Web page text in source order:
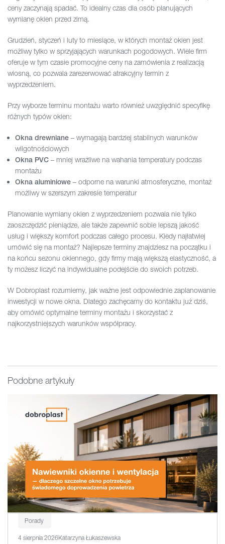
ceny zaczynają spadać. To idealny czas dla osób planujących
wymianę okien przed zimą.
Grudzień, styczeń i luty to miesiące, w których montaż okien jest
możliwy tylko w sprzyjających warunkach pogodowych. Wiele firm
oferuje w tym czasie promocyjne ceny na zamówienia z realizacją
wiosną, co pozwala zarezerwować atrakcyjny termin z
wyprzedzeniem.
Przy wyborze terminu montażu warto również uwzględnić specyfikę
różnych typów okien:
Okna drewniane – wymagają bardziej stabilnych warunków
wilgotnościowych
Okna PVC – mniej wrażliwe na wahania temperatury podczas
montażu
Okna aluminiowe – odporne na warunki atmosferyczne, montaż
możliwy w szerszym zakresie temperatur
Planowanie wymiany okien z wyprzedzeniem pozwala nie tylko
zaoszczędzić pieniądze, ale także zapewnić sobie lepszą jakość
usług i większy komfort podczas całego procesu. Kiedy najłatwiej
umówić się na montaż? Najlepsze terminy znajdziesz na początku i
na końcu sezonu okiennego, gdy firmy mają większą elastyczność, a
ty możesz liczyć na indywidualne podejście do swoich potrzeb.
W Dobroplast rozumiemy, jak ważne jest odpowiednie zaplanowanie
inwestycji w nowe okna. Dlatego zachęcamy do kontaktu już dziś,
aby omówić optymalne terminy montażu i skorzystać z
najkorzystniejszych warunków współpracy.
Podobne artykuły
Porady
4 sierpnia 2026Katarzyna Łukaszewska